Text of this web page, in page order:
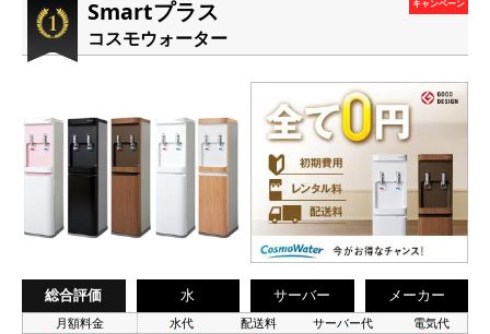
Smartプラス
コスモウォーター
キャンペーン
総合評価 水 サーバー メーカー
月額料金 水代 配送料 サーバー代 電気代